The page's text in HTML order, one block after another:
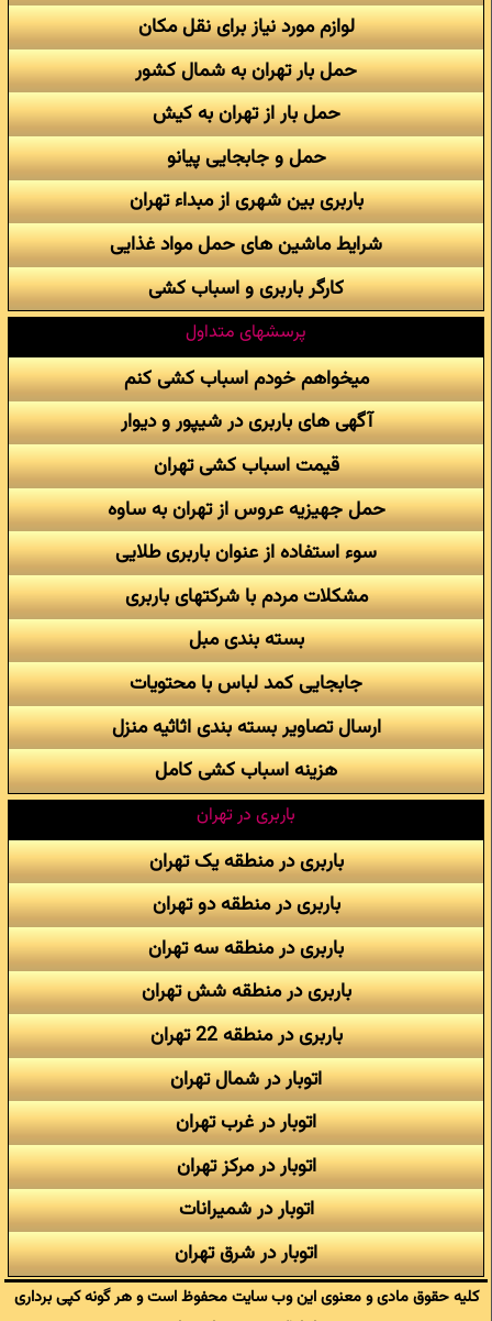
لوازم مورد نیاز برای نقل مکان
حمل بار تهران به شمال کشور
حمل بار از تهران به کیش
حمل و جابجایی پیانو
باربری بین شهری از مبداء تهران
شرایط ماشین های حمل مواد غذایی
کارگر باربری و اسباب کشی
پرسشهای متداول
میخواهم خودم اسباب کشی کنم
آگهی های باربری در شیپور و دیوار
قیمت اسباب کشی تهران
حمل جهیزیه عروس از تهران به ساوه
سوء استفاده از عنوان باربری طلایی
مشکلات مردم با شرکتهای باربری
بسته بندی مبل
جابجایی کمد لباس با محتویات
ارسال تصاویر بسته بندی اثاثیه منزل
هزینه اسباب کشی کامل
باربری در تهران
باربری در منطقه یک تهران
باربری در منطقه دو تهران
باربری در منطقه سه تهران
باربری در منطقه شش تهران
باربری در منطقه 22 تهران
اتوبار در شمال تهران
اتوبار در غرب تهران
اتوبار در مرکز تهران
اتوبار در شمیرانات
اتوبار در شرق تهران
کلیه حقوق مادی و معنوی این وب سایت محفوظ است و هر گونه کپی برداری